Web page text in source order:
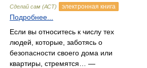
Сделай сам (АСТ) электронная книга
Подробнее...
Если вы относитесь к числу тех
людей, которые, заботясь о
безопасности своего дома или
квартиры, стремятся… —